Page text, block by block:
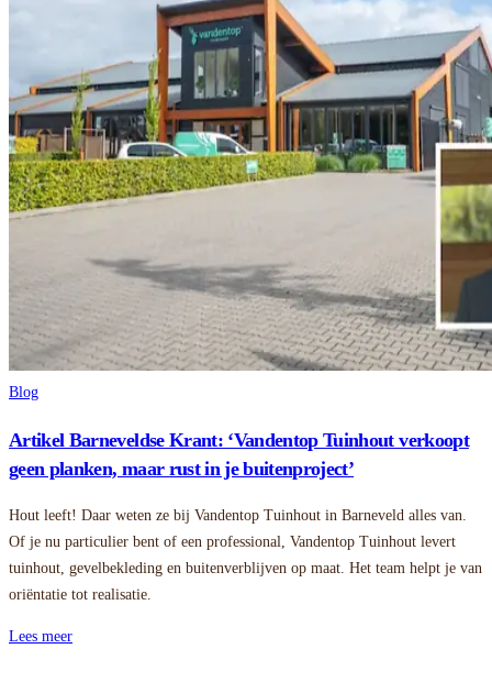
Blog
Artikel Barneveldse Krant: ‘Vandentop Tuinhout verkoopt
geen planken, maar rust in je buitenproject’
Hout leeft! Daar weten ze bij Vandentop Tuinhout in Barneveld alles van.
Of je nu particulier bent of een professional, Vandentop Tuinhout levert
tuinhout, gevelbekleding en buitenverblijven op maat. Het team helpt je van
oriëntatie tot realisatie.
Lees meer